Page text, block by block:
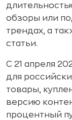
обзоры или
трендах, а
статьи.
C 21 апреля
для
товары,
версию
процентный